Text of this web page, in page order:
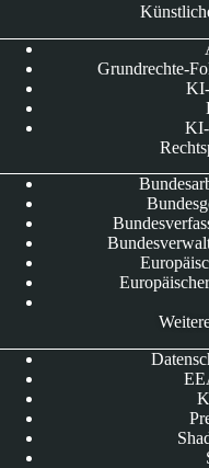
Grundrechte-
KI-